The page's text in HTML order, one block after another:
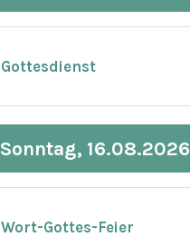
Gottesdienst
Sonntag, 16.08.2026
Wort-Gottes-Feier